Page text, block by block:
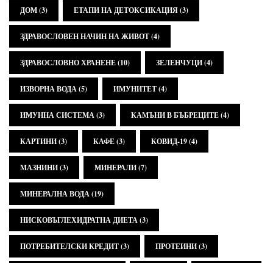
ДОМ(3) ЕТАПИ НА ДЕТОКСИКАЦИЯ(3)
ЗДРАВОСЛОВЕН НАЧИН НА ЖИВОТ(4)
ЗДРАВОСЛОВНО ХРАНЕНЕ(10) ЗЕЛЕНЧУЦИ(4)
ИЗВОРНА ВОДА(5) ИМУНИТЕТ(4)
ИМУННА СИСТЕМА(3) КАМЪНИ В БЪБРЕЦИТЕ(4)
КАРТИНИ(3) КАФЕ(3) КОВИД-19(4)
МАЗНИНИ(3) МИНЕРАЛИ(7)
МИНЕРАЛНА ВОДА(19)
НИСКОВЪГЛЕХИДРАТНА ДИЕТА(3)
ПОТРЕБИТЕЛСКИ КРЕДИТ(3) ПРОТЕИНИ(3)